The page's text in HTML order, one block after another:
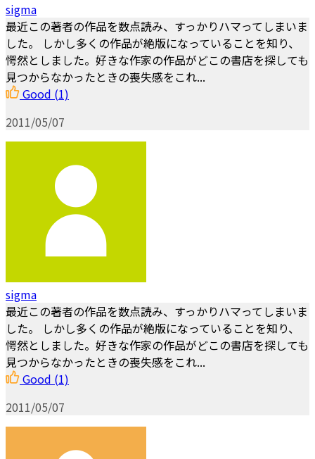
sigma
最近この著者の作品を数点読み、すっかりハマってしまいま
した。 しかし多くの作品が絶版になっていることを知り、
愕然としました。好きな作家の作品がどこの書店を探しても
見つからなかったときの喪失感をこれ...
Good (1)
2011/05/07
sigma
最近この著者の作品を数点読み、すっかりハマってしまいま
した。 しかし多くの作品が絶版になっていることを知り、
愕然としました。好きな作家の作品がどこの書店を探しても
見つからなかったときの喪失感をこれ...
Good (1)
2011/05/07